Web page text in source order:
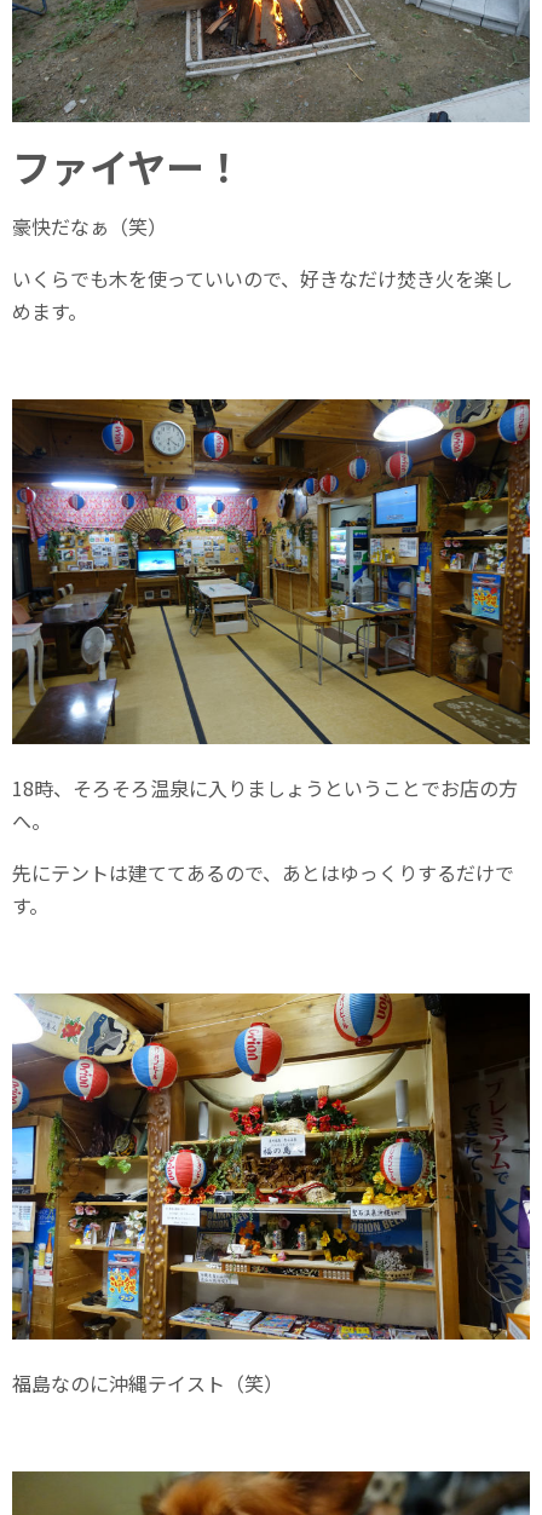
ファイヤー！
豪快だなぁ（笑）
いくらでも木を使っていいので、好きなだけ焚き火を楽し
めます。
18時、そろそろ温泉に入りましょうということでお店の方
へ。
先にテントは建ててあるので、あとはゆっくりするだけで
す。
福島なのに沖縄テイスト（笑）